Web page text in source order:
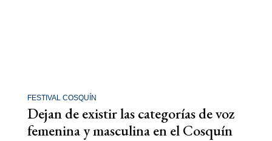
FESTIVAL COSQUÍN
Dejan de existir las categorías de voz
femenina y masculina en el Cosquín